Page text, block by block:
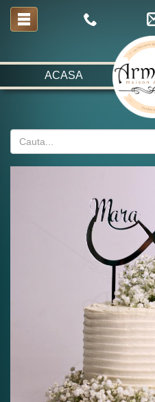
ACASA